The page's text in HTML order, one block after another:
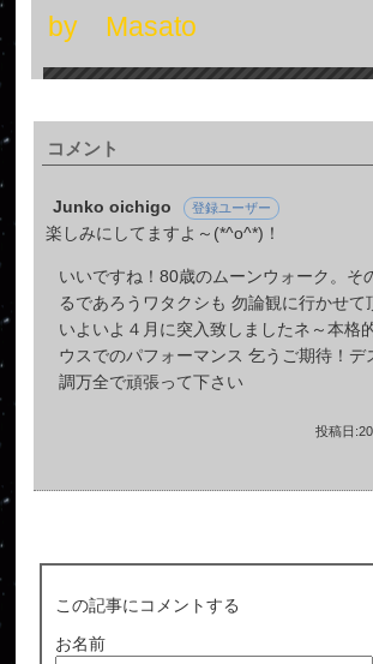
by Masato
コメント
Junko oichigo 登録ユーザー
楽しみにしてますよ～(*^o^*)！
いいですね！80歳のムーンウォーク。そ
るであろうワタクシも 勿論観に行かせて
いよいよ４月に突入致しましたネ～本格
ウスでのパフォーマンス 乞うご期待！
調万全で頑張って下さい
投稿日
この記事にコメントする
お名前